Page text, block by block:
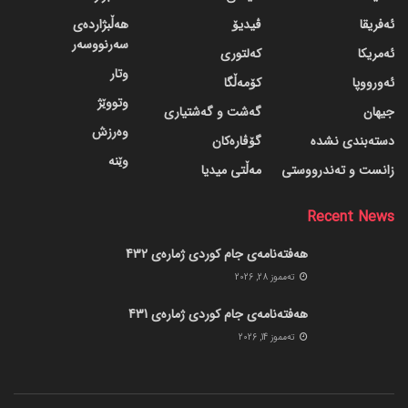
ئەفریقا
ئەمریکا
ئەورووپا
جیهان
دسته‌بندی نشده
زانست و تەندرووستی
ڤیدیۆ
کەلتوری
کۆمەڵگا
گه‌شت و گه‌شتیاری
گۆڤاره‌کان
مەڵتی میدیا
هەڵبژاردەی
سەرنووسەر
وتار
وتووێژ
وەرزش
وێنە
Recent News
هەفتەنامەی جام کوردی ژمارەی 432
ته‌مموز 28, 2026
هەفتەنامەی جام کوردی ژمارەی 431
ته‌مموز 14, 2026